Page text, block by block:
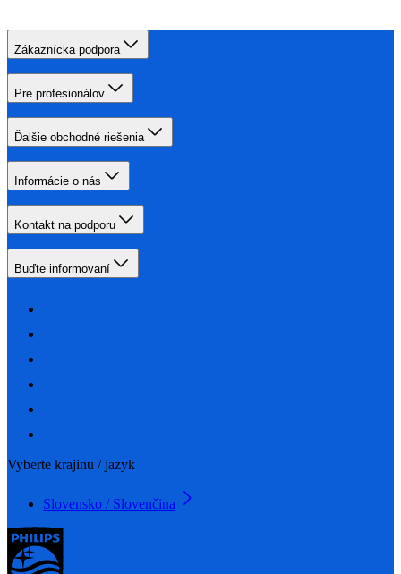
Zákaznícka podpora
Pre profesionálov
Ďalšie obchodné riešenia
Informácie o nás
Kontakt na podporu
Buďte informovaní
Vyberte krajinu / jazyk
Slovensko / Slovenčina